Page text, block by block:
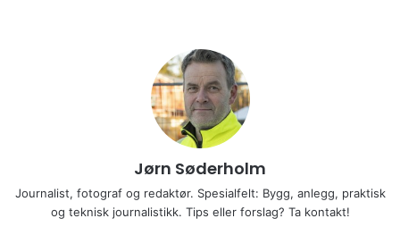
Jørn Søderholm
Journalist, fotograf og redaktør. Spesialfelt: Bygg, anlegg, praktisk
og teknisk journalistikk. Tips eller forslag? Ta kontakt!